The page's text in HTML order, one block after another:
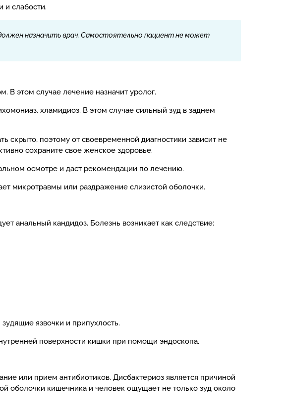
и слабости.
назначить врач. Самостоятельно пациент не может
В этом случае лечение назначит уролог.
хламидиоз. В этом случае сильный зуд в заднем
скрыто, поэтому от своевременной диагностики зависит не
сохраните свое женское здоровье.
осмотре и даст рекомендации по лечению.
микротравмы или раздражение слизистой оболочки.
анальный кандидоз. Болезнь возникает как следствие:
язвочки и припухлость.
поверхности кишки при помощи эндоскопа.
или прием антибиотиков. Дисбактериоз является причиной
оболочки кишечника и человек ощущает не только зуд около